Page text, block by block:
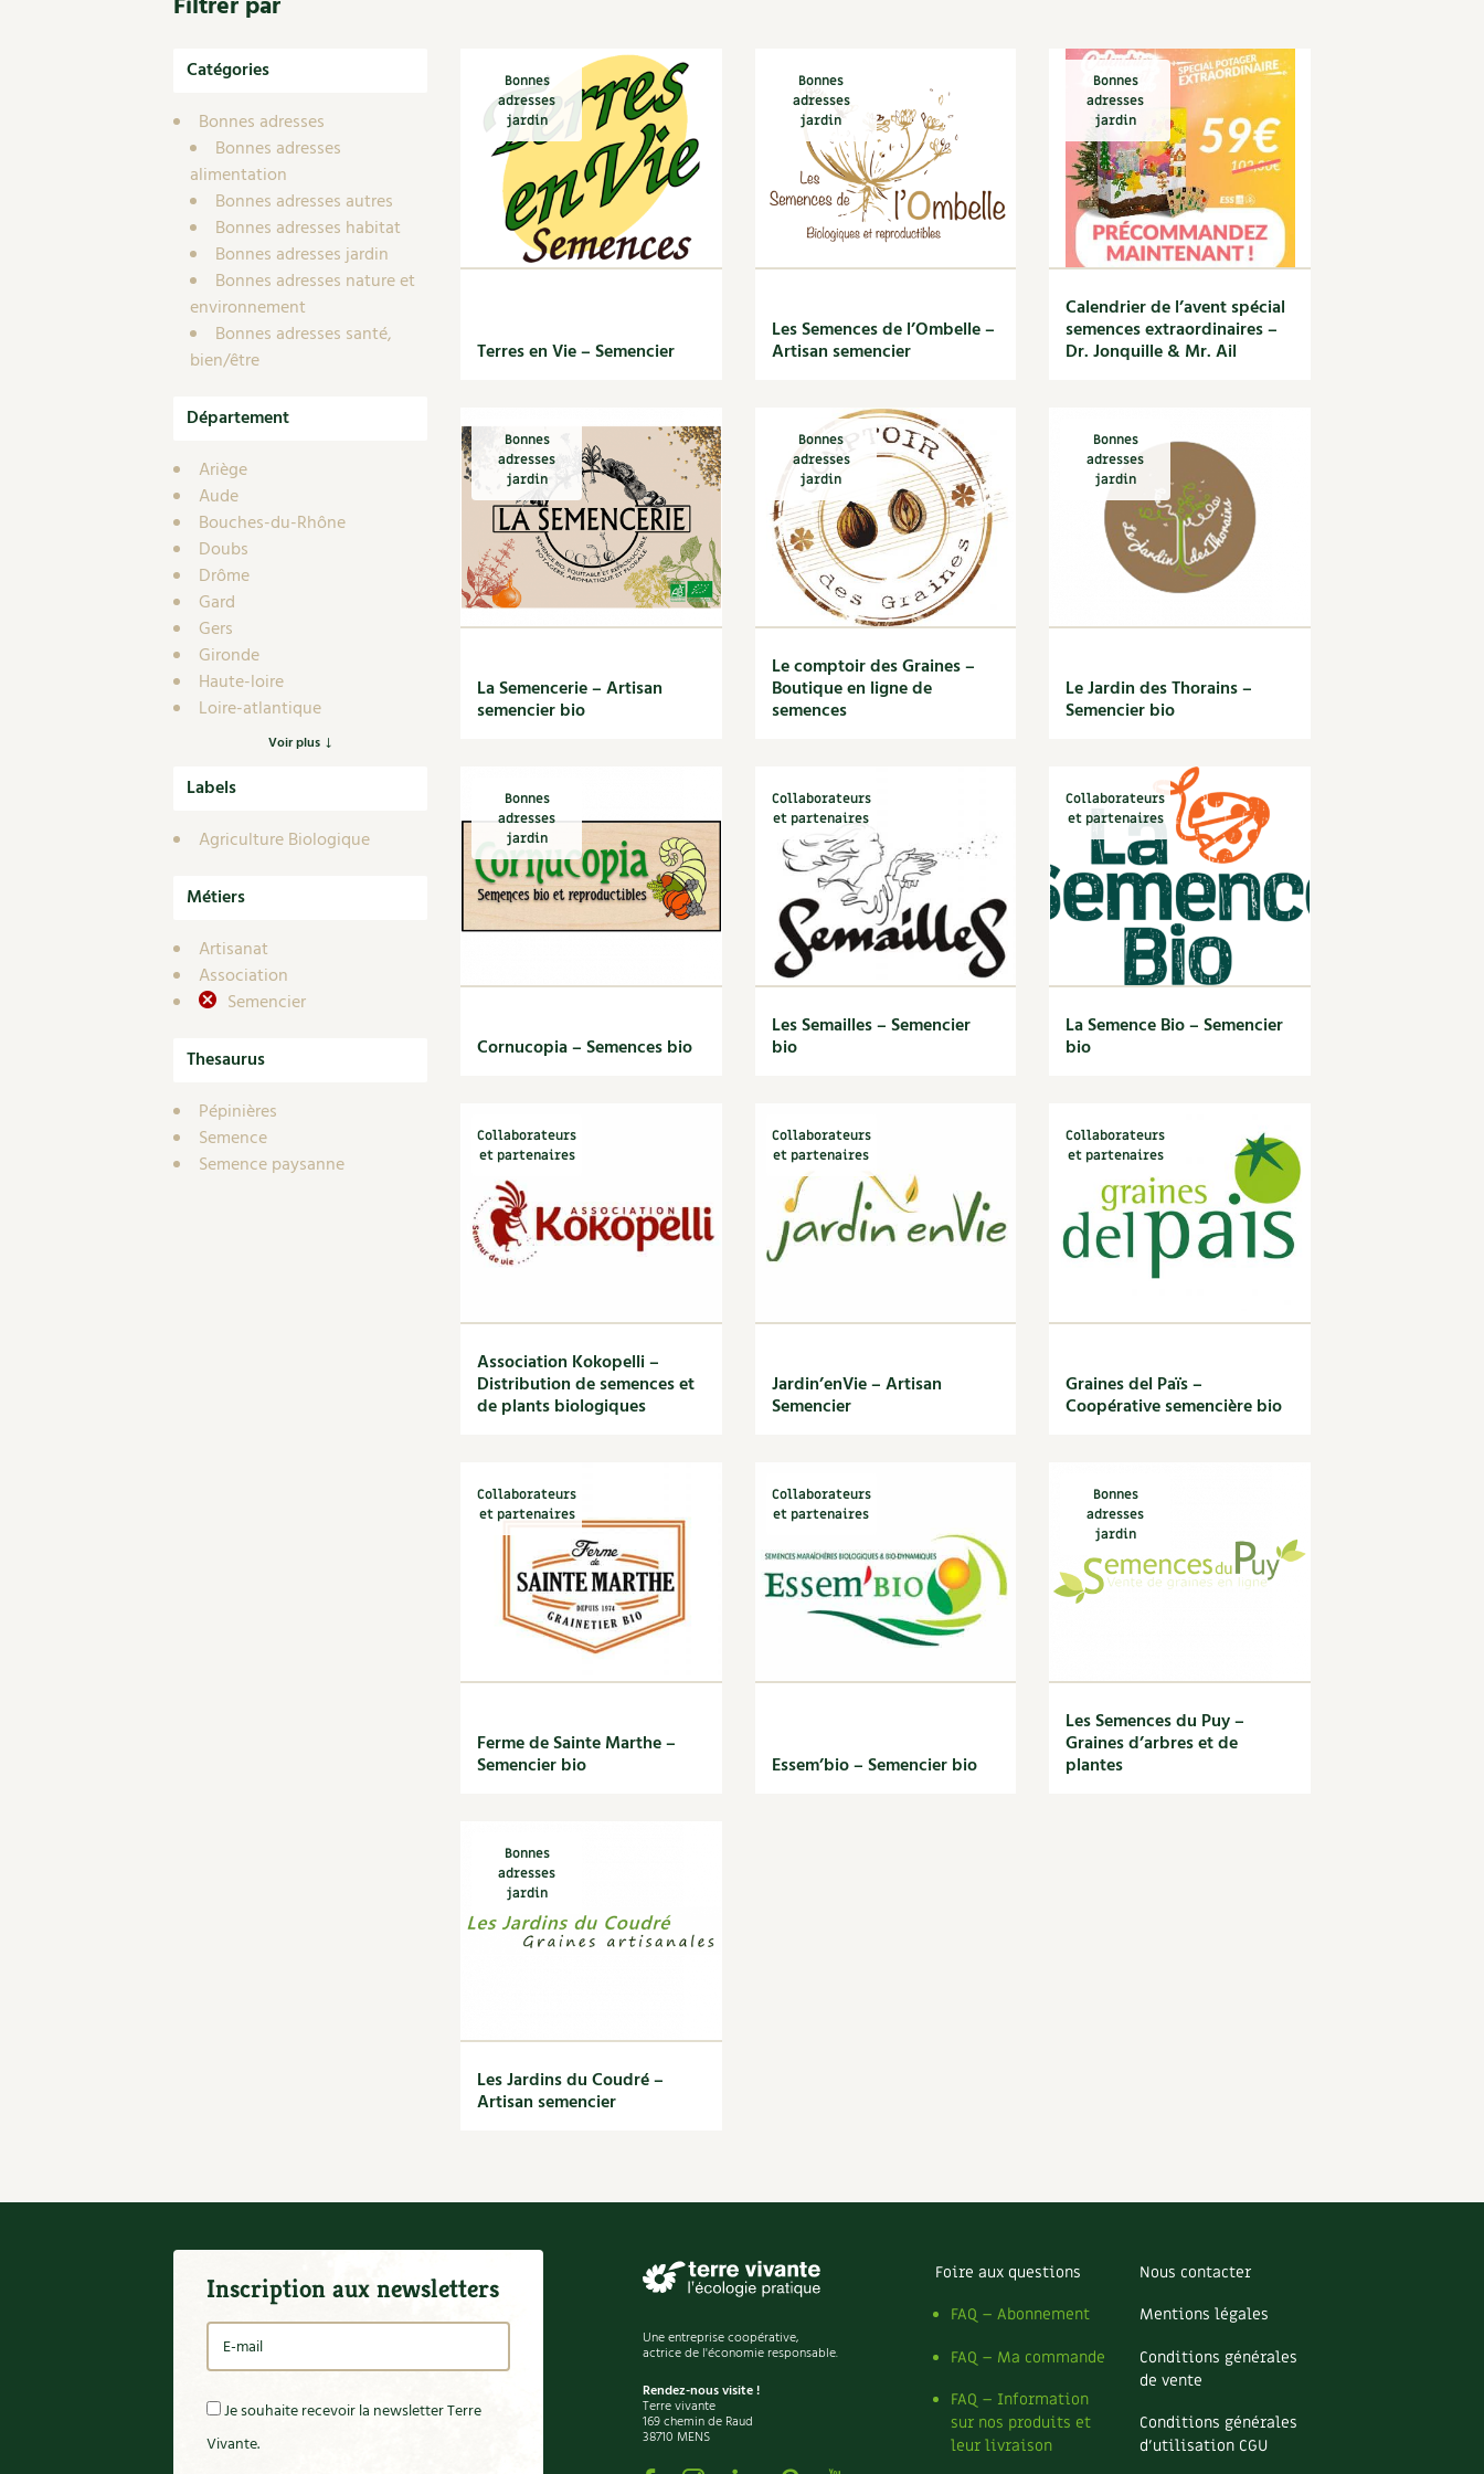
Biodiversité
Société, engagement Feuilleter le catalogue
Jardiner en ville
Bricolages au jardin
Outils et ustensiles du jardin
Biodiversité
Ravageurs et maladies au jardin
Petit élevage
Énergie
Gestion de l’eau
Entretien de la maison
Décoration et petit bricolage
Actions pour la planète
Secrets d’abonné
Tous au jardin ! avec Pascal
La vie secrète du jardin
BD : La folle histoire des plantes
Nouvelles sur le jardin et l’écologie
Prenez-en de la graine !
Les chroniques de Marie
Catégories
Bonnes adresses
Bonnes adresses
alimentation
Bonnes adresses autres
Bonnes adresses habitat
Bonnes adresses jardin
Bonnes adresses nature et
environnement
Bonnes adresses santé,
bien/être
Département
Ariège
Aude
Bouches-du-Rhône
Doubs
Drôme
Gard
Gers
Gironde
Haute-loire
Loire-atlantique
Maine-et-loire
Yonne
Voir plus
Labels
Agriculture Biologique
Métiers
Artisanat
Association
Semencier
Thesaurus
Pépinières
Semence
Semence paysanne
Bonnes
adresses
jardin
Terres en Vie – Semencier
Bonnes
adresses
jardin
Les Semences de l’Ombelle –
Artisan semencier
Bonnes
adresses
jardin
Calendrier de l’avent spécial
semences extraordinaires –
Dr. Jonquille & Mr. Ail
Bonnes
adresses
jardin
La Semencerie – Artisan
semencier bio
Bonnes
adresses
jardin
Le comptoir des Graines –
Boutique en ligne de
semences
Bonnes
adresses
jardin
Le Jardin des Thorains –
Semencier bio
Bonnes
adresses
jardin
Cornucopia – Semences bio
Collaborateurs
et partenaires
Les Semailles – Semencier
bio
Collaborateurs
et partenaires
La Semence Bio – Semencier
bio
Collaborateurs
et partenaires
Association Kokopelli –
Distribution de semences et
de plants biologiques
Collaborateurs
et partenaires
Jardin’enVie – Artisan
Semencier
Collaborateurs
et partenaires
Graines del Païs –
Coopérative semencière bio
Collaborateurs
et partenaires
Ferme de Sainte Marthe –
Semencier bio
Collaborateurs
et partenaires
Essem’bio – Semencier bio
Bonnes
adresses
jardin
Les Semences du Puy –
Graines d’arbres et de
plantes
Bonnes
adresses
jardin
Les Jardins du Coudré –
Artisan semencier
Inscription aux newsletters
Je souhaite recevoir la newsletter Terre
Vivante.
Une entreprise coopérative,
actrice de l'économie responsable.
Rendez-nous visite !
Terre vivante
169 chemin de Raud
38710 MENS
Foire aux questions
FAQ – Abonnement
FAQ – Ma commande
FAQ – Information
sur nos produits et
leur livraison
Nous contacter
Mentions légales
Conditions générales
de vente
Conditions générales
d’utilisation CGU